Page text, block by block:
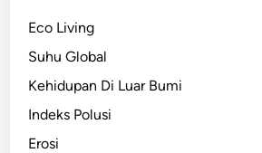
Eco Living
Suhu Global
Kehidupan Di Luar Bumi
Indeks Polusi
Erosi